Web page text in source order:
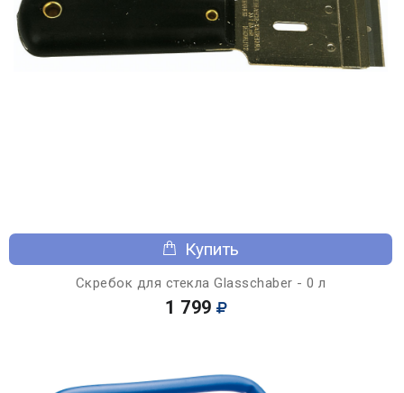
Купить
Скребок для стекла Glasschaber - 0 л
1 799